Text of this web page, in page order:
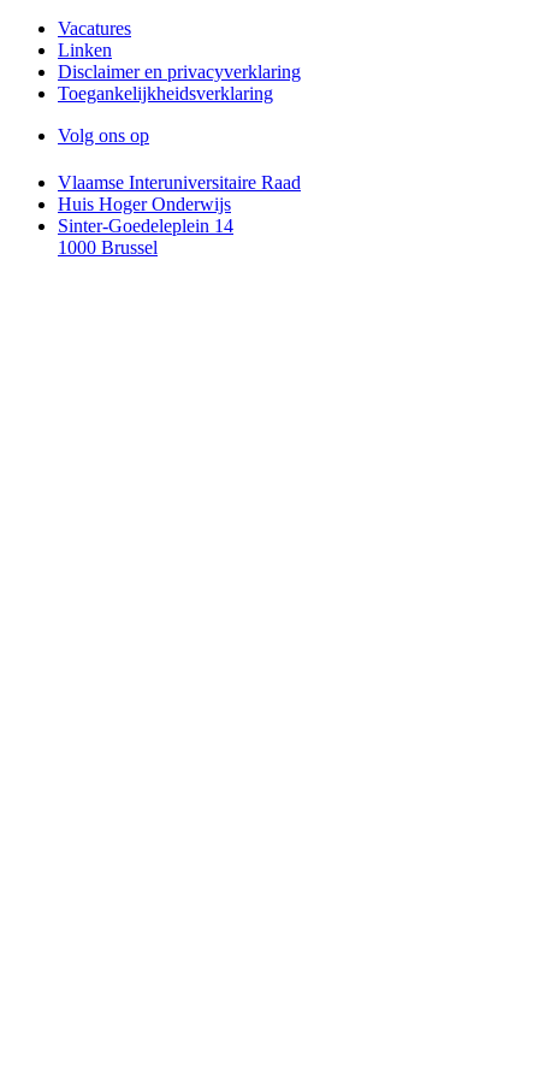
Vacatures
Linken
Disclaimer en privacyverklaring
Toegankelijkheidsverklaring
Volg ons op
Vlaamse Interuniversitaire Raad
Huis Hoger Onderwijs
Sinter-Goedeleplein 14
1000 Brussel